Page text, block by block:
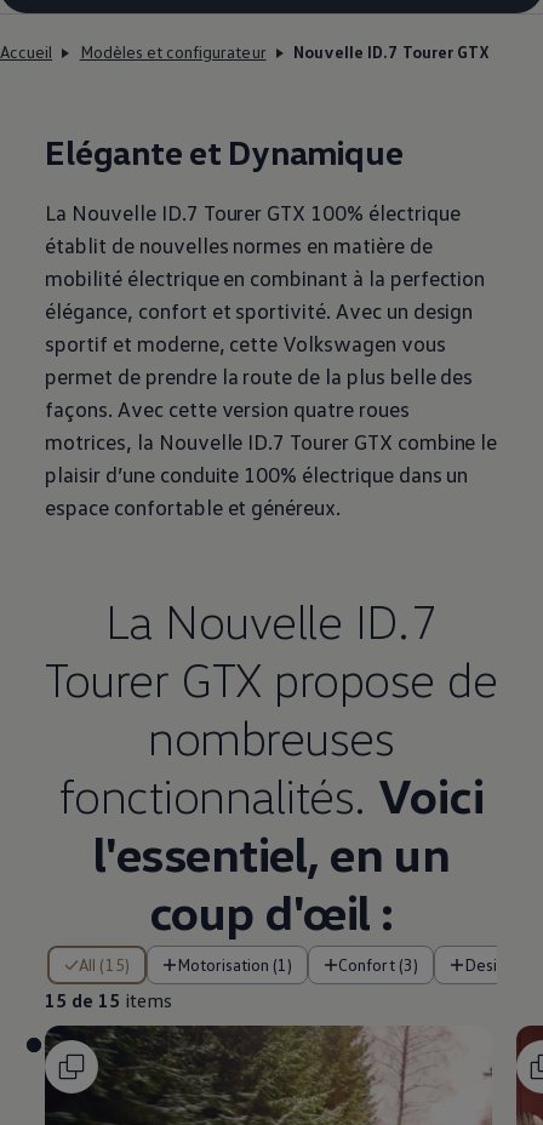
Accueil Modèles et configurateur Nouvelle ID.7 Tourer GTX
Elégante et Dynamique
La Nouvelle ID.7 Tourer GTX 100% électrique
établit de nouvelles normes en matière de
mobilité électrique en combinant à la perfection
élégance, confort et sportivité. Avec un design
sportif et moderne, cette Volkswagen vous
permet de prendre la route de la plus belle des
façons. Avec cette version quatre roues
motrices, la Nouvelle ID.7 Tourer GTX combine le
plaisir d’une conduite 100% électrique dans un
espace confortable et généreux.
La Nouvelle ID.7
Tourer GTX propose de
nombreuses
fonctionnalités. Voici
l'essentiel, en un
coup d'œil :
All (15) Motorisation (1) Confort (3) Design (1)
15 de 15 items
15 de 15 items